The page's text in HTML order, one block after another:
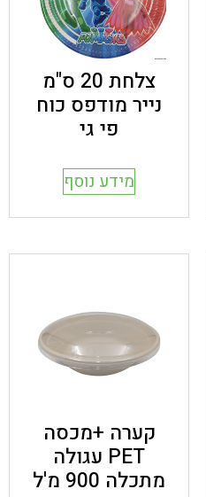
צלחת 20 ס"מ
נייר מודפס כוח
פי גי
מידע נוסף
קערה +מכסה
PET עגולה
מתכלה 900 מ'ל